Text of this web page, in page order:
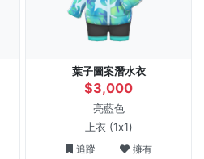
葉子圖案潛水衣
$3,000
亮藍色
上衣 (1x1)
追蹤 擁有